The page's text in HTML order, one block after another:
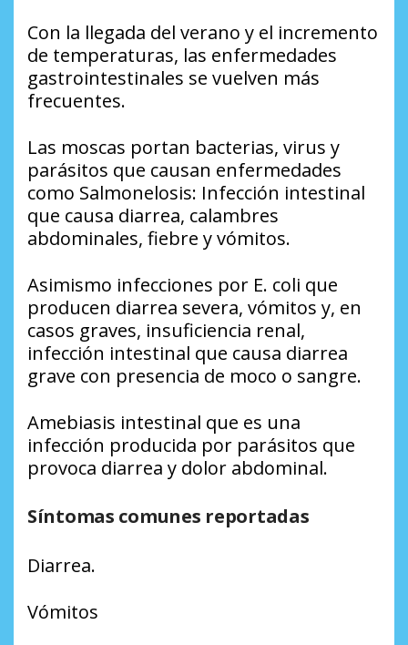
Con la llegada del verano y el incremento
de temperaturas, las enfermedades
gastrointestinales se vuelven más
frecuentes.
Las moscas portan bacterias, virus y
parásitos que causan enfermedades
como Salmonelosis: Infección intestinal
que causa diarrea, calambres
abdominales, fiebre y vómitos.
Asimismo infecciones por E. coli que
producen diarrea severa, vómitos y, en
casos graves, insuficiencia renal,
infección intestinal que causa diarrea
grave con presencia de moco o sangre.
Amebiasis intestinal que es una
infección producida por parásitos que
provoca diarrea y dolor abdominal.
Síntomas comunes reportadas
Diarrea.
Vómitos